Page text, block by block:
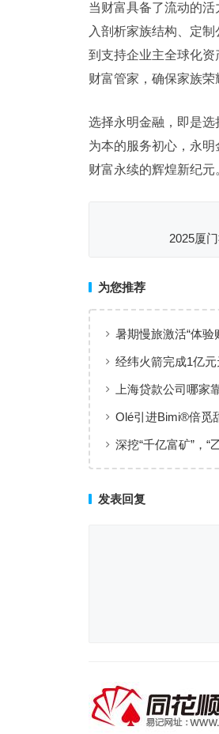
当财富具备了流动的
入剖析家族结构、定
到支持企业主全球化
财富管家，确保家族荣
选择永明金融，即是
为本的服务初心，永
财富永续的辉煌新纪元
2025厦
为您推荐
暑期慢旅激活“体
出行添彩
经纬火箭完成1亿
上海贷款公司哪家
工薪族借钱选择指
Olé引进Bimi®倍觅
新选择
深挖“千亿富矿”，“
发表回复